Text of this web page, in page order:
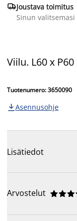
Joustava toimitus
Sinun
Viilu. L60 x
Tuotenumero: 3650090
 Asennusohje
Lisätiedot
Arvostelut 


